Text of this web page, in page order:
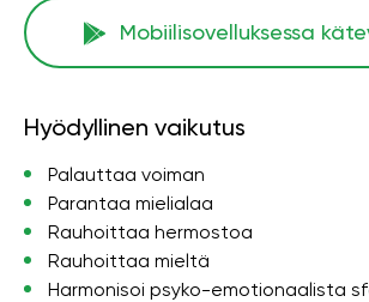
Mobiilisovelluksessa
Hyödyllinen vaikutus
Palauttaa voiman
Parantaa mielialaa
Rauhoittaa hermostoa
Rauhoittaa mieltä
Harmonisoi psyko-emotionaalista